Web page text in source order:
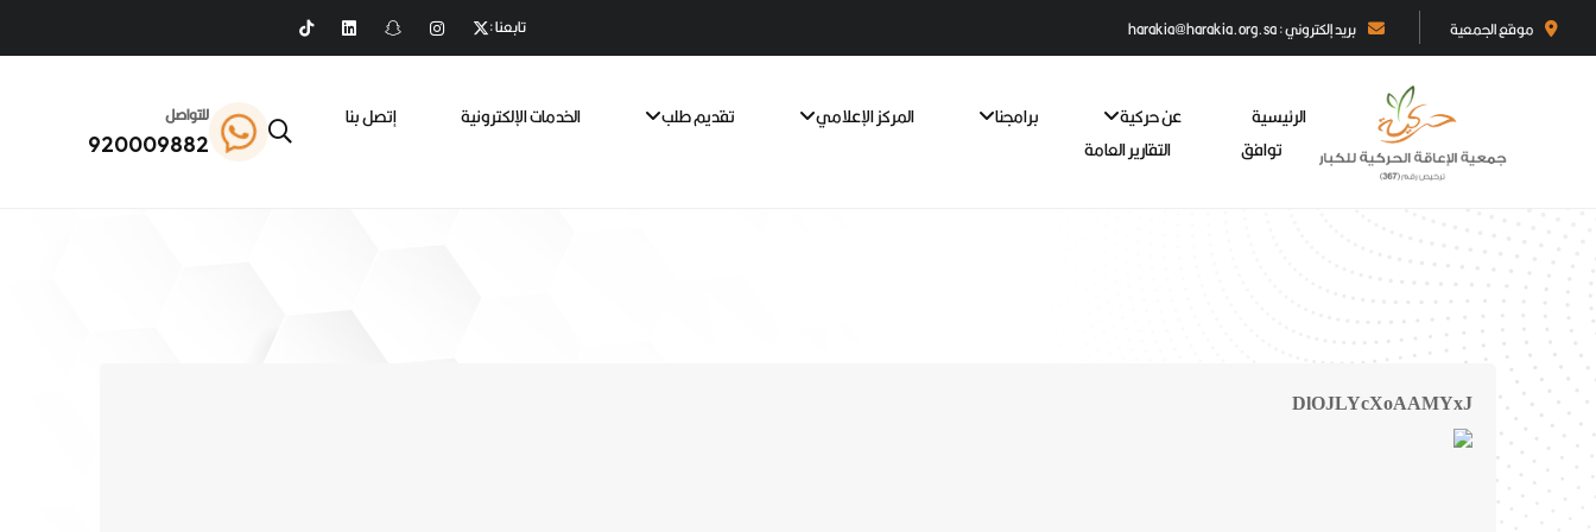
موقع الجمعية بريد إلكتروني : harakia@harakia.org.sa تابعنا :
الرئيسية عن حركية برامجنا المركز الإعلامي تقديم طلب الخدمات الإلكترونية
إتصل بنا
توافق
التقارير العامة
للتواصل
920009882
DlOJLYcXoAAMYxJ